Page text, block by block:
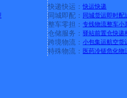
快递快运： 快运快递
同城即配： 同城货运即时配
整车零担： 专线物流整车小
仓储服务： 驿站前置仓快递
跨境物流： 小包集运航空货
特殊物流： 医药冷链危化物
绥满路29号
详情